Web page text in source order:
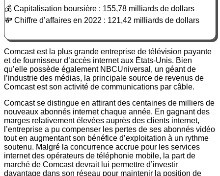
💰 Capitalisation boursière : 155,78 milliards de dollars
💸 Chiffre d’affaires en 2022 : 121,42 milliards de dollars
Comcast est la plus grande entreprise de télévision payante
et de fournisseur d’accès internet aux États-Unis. Bien
qu’elle possède également NBCUniversal, un géant de
l’industrie des médias, la principale source de revenus de
Comcast est son activité de communications par câble.
Comcast se distingue en attirant des centaines de milliers de
nouveaux abonnés internet chaque année. En gagnant des
marges relativement élevées auprès des clients internet,
l’entreprise a pu compenser les pertes de ses abonnés vidéo
tout en augmentant son bénéfice d’exploitation à un rythme
soutenu. Malgré la concurrence accrue pour les services
internet des opérateurs de téléphonie mobile, la part de
marché de Comcast devrait lui permettre d’investir
davantage dans son réseau pour maintenir la position de